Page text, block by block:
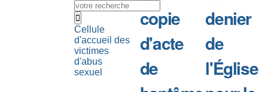
Cellule
d'accueil des
victimes
d'abus
sexuel
copie
d'acte
de
denier
de
l'Église